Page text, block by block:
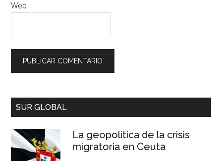
Web
SUR GLOBAL
La geopolítica de la crisis
migratoria en Ceuta